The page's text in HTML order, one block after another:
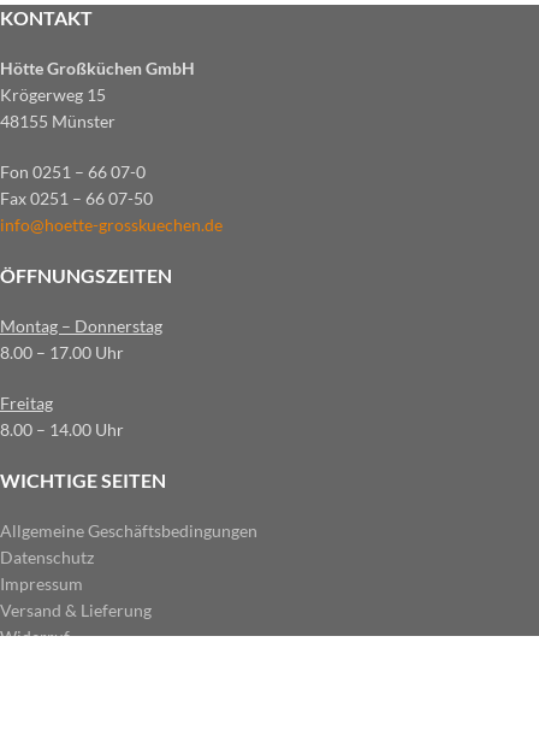
KONTAKT
Hötte Großküchen GmbH
Krögerweg 15
48155 Münster
Fon 0251 – 66 07-0
Fax 0251 – 66 07-50
info@hoette-grosskuechen.de
ÖFFNUNGSZEITEN
Montag – Donnerstag
8.00 – 17.00 Uhr
Freitag
8.00 – 14.00 Uhr
WICHTIGE SEITEN
Allgemeine Geschäftsbedingungen
Datenschutz
Impressum
Versand & Lieferung
Widerruf